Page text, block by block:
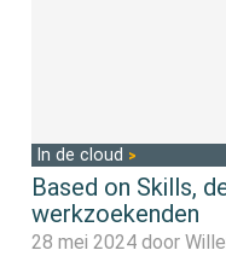
In de cloud
Based on Skills,
werkzoekenden
28 mei 2024 door